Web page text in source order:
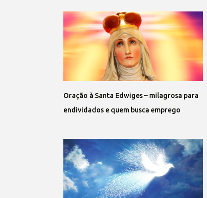
Oração à Santa Edwiges – milagrosa para
endividados e quem busca emprego